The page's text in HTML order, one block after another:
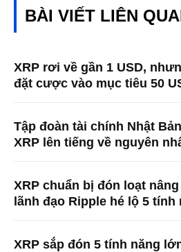
BÀI VIẾT LIÊN
XRP rơi về gần 1 USD,
đặt cược vào mục tiêu 50
Tập đoàn tài chính Nhật
XRP lên tiếng về nguyên
XRP chuẩn bị đón loạt
lãnh đạo Ripple hé lộ 5 tính
XRP sắp đón 5 tính năng